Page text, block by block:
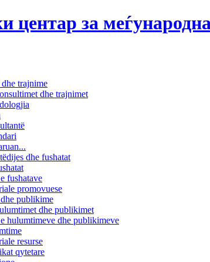
центар за
trajnime
dhe trajnimet
dhe fushatat
fushatave
promovuese
publikime
dhe publikimet
hulumtimeve dhe publikimeve
resurse
qytetare